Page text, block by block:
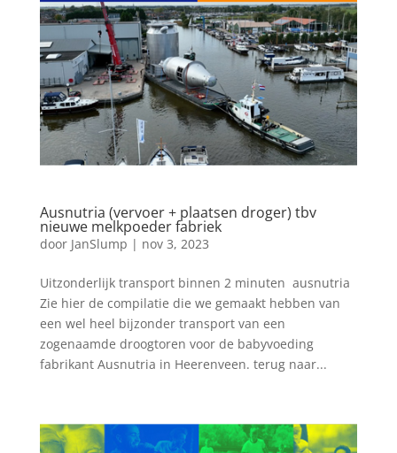
Ausnutria (vervoer + plaatsen droger) tbv
nieuwe melkpoeder fabriek
door JanSlump | nov 3, 2023
Uitzonderlijk transport binnen 2 minuten ausnutria
Zie hier de compilatie die we gemaakt hebben van
een wel heel bijzonder transport van een
zogenaamde droogtoren voor de babyvoeding
fabrikant Ausnutria in Heerenveen. terug naar...